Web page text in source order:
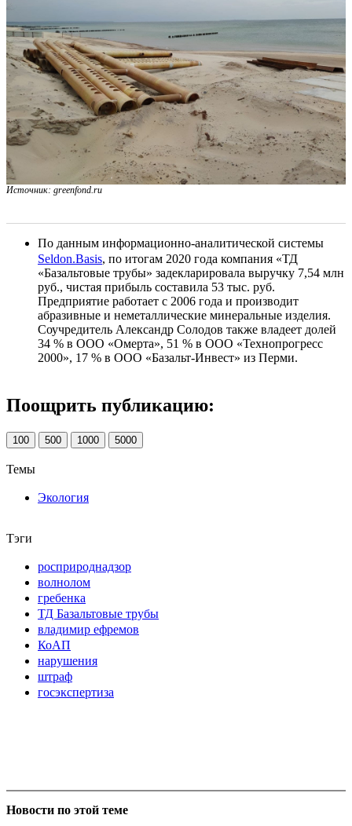
Источник: greenfond.ru
По данным информационно-аналитической системы
Seldon.Basis, по итогам 2020 года компания «ТД
«Базальтовые трубы» задекларировала выручку 7,54 млн
руб., чистая прибыль составила 53 тыс. руб.
Предприятие работает с 2006 года и производит
абразивные и неметаллические минеральные изделия.
Соучредитель Александр Солодов также владеет долей
34 % в ООО «Омерта», 51 % в ООО «Технопрогресс
2000», 17 % в ООО «Базальт-Инвест» из Перми.
Поощрить публикацию:
100 500 1000 5000
Темы
Экология
Тэги
росприроднадзор
волнолом
гребенка
ТД Базальтовые трубы
владимир ефремов
КоАП
нарушения
штраф
госэкспертиза
Новости по этой теме